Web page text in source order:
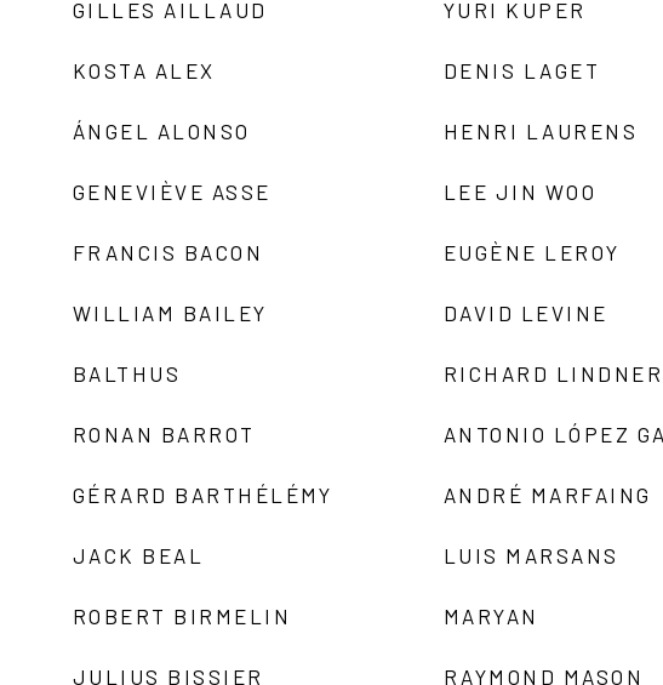
GILLES AILLAUD
KOSTA ALEX
ÁNGEL ALONSO
GENEVIÈVE ASSE
FRANCIS BACON
WILLIAM BAILEY
BALTHUS
RONAN BARROT
GÉRARD BARTHÉLÉMY
JACK BEAL
ROBERT BIRMELIN
JULIUS BISSIER
YURI KUPER
DENIS LAGET
HENRI LAURENS
LEE JIN WOO
EUGÈNE LEROY
DAVID LEVINE
RICHARD LINDNER
ANTONIO LÓPEZ
ANDRÉ MARFAING
LUIS MARSANS
MARYAN
RAYMOND MASON